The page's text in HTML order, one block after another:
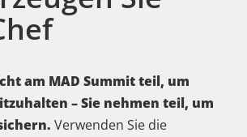
am MAD Summit teil, um
– Sie nehmen teil, um
Verwenden Sie die